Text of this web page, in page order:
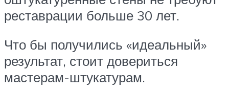
реставрации больше 30 лет.
Что бы получились «идеальный»
результат, стоит довериться
мастерам-штукатурам.